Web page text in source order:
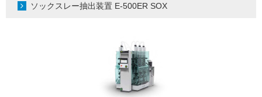
ソックスレー抽出装置 E-500ER SOX